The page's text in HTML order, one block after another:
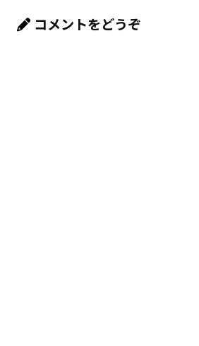
コメントをどうぞ